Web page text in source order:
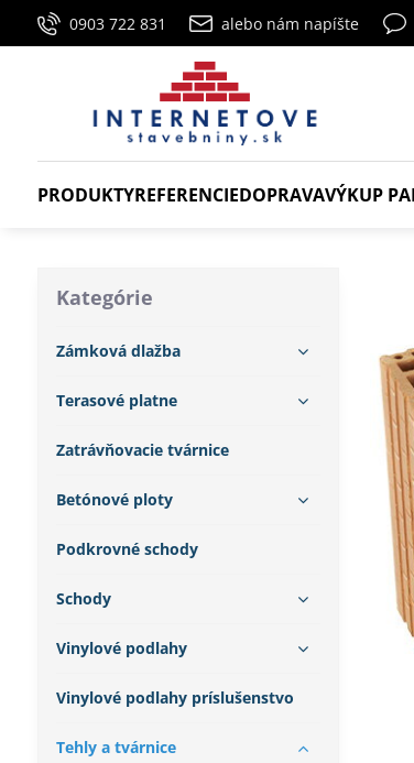
0903 722 831 alebo nám napíšte
PRODUKTYREFERENCIEDOPRAVAVÝKUP
Kategórie
Zámková dlažba
Terasové platne
Zatrávňovacie tvárnice
Betónové ploty
Podkrovné schody
Schody
Vinylové podlahy
Vinylové podlahy príslušenstvo
Tehly a tvárnice